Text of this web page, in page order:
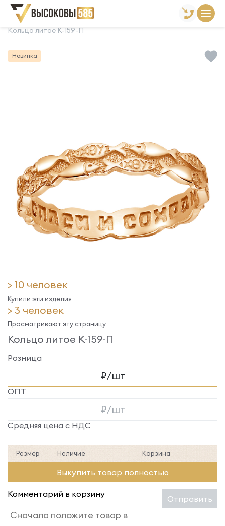
Главная Склад готовой продукции
Кольцо литое К-159-П
Новинка
> 10 человек
Купили эти изделия
> 3 человек
Просматривают эту страницу
Кольцо литое К-159-П
Розница
₽/шт
ОПТ
₽/шт
Средняя цена с НДС
Размер Наличие Корзина
Выкупить товар полностью
Комментарий в корзину Отправить